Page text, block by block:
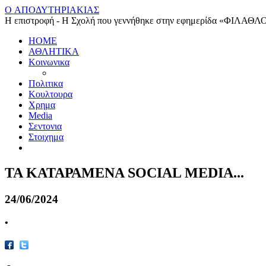
O ΑΠΟΔΥΤΗΡΙΑΚΙΑΣ
Η επιστροφή - Η Σχολή που γεννήθηκε στην εφημερίδα
HOME
ΑΘΛΗΤΙΚΑ
Κοινωνικα
Πολιτικα
Κουλτουρα
Χρημα
Media
Σεντονια
Στοιχημα
ΤΑ ΚΑΤΑΡΑΜΕΝΑ SOCIAL MEDIA...
24/06/2024
•